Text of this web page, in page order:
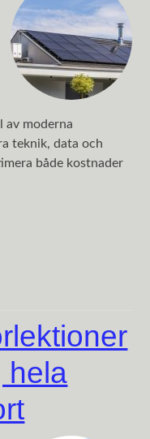
av moderna
teknik, data och
både kostnader
hela